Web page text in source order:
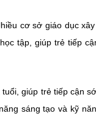
cơ sở giáo dục
tập, giúp trẻ tiếp
giúp trẻ tiếp cận
sáng tạo và kỹ